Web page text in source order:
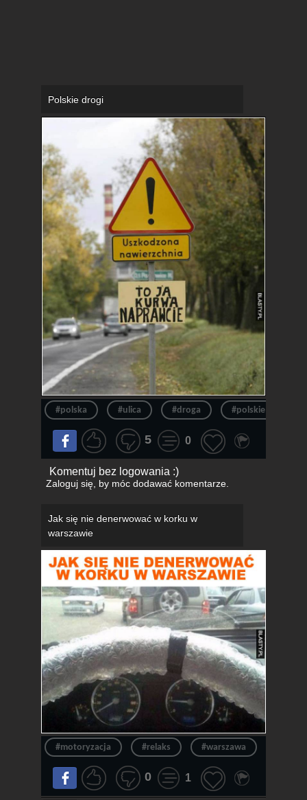
Polskie drogi
#polska #ulica #droga #polskie drogi
5 0
Komentuj bez logowania :)
Zaloguj się, by móc dodawać komentarze.
Jak się nie denerwować w korku w
warszawie
#motoryzacja #relaks #warszawa
0 1